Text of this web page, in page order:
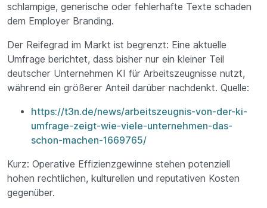
schlampige, generische oder fehlerhafte Texte schaden
dem Employer Branding.
Der Reifegrad im Markt ist begrenzt: Eine aktuelle
Umfrage berichtet, dass bisher nur ein kleiner Teil
deutscher Unternehmen KI für Arbeitszeugnisse nutzt,
während ein größerer Anteil darüber nachdenkt. Quelle:
https://t3n.de/news/arbeitszeugnis-von-der-ki-
umfrage-zeigt-wie-viele-unternehmen-das-
schon-machen-1669765/
Kurz: Operative Effizienzgewinne stehen potenziell
hohen rechtlichen, kulturellen und reputativen Kosten
gegenüber.